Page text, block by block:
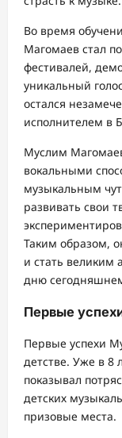
Во время
Магомаев стал
фестивалей,
уникальный
остался
исполнителем в
Муслим
вокальными
музыкальным
развивать свои
Таким образом,
и стать
дню
Первые
Первые успехи
детстве. Уже в 8
показывал
детских
призовые места.